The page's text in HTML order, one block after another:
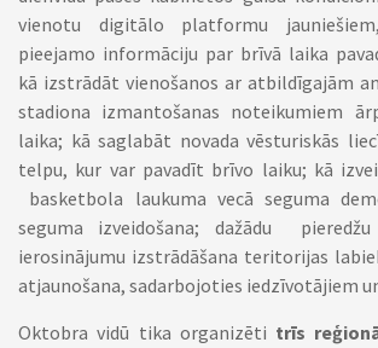
vienotu digitālo platformu
pieejamo informāciju par brīvā laika
kā izstrādāt vienošanos ar atbildīgajām
stadiona izmantošanas noteikumiem
laika; kā saglabāt novada vēsturiskās
telpu, kur var pavadīt brīvo laiku; kā
basketbola laukuma vecā seguma
seguma izveidošana; dažādu
ierosinājumu izstrādāšana teritorijas
atjaunošana, sadarbojoties iedzīvotājiem
Oktobra vidū tika organizēti trīs